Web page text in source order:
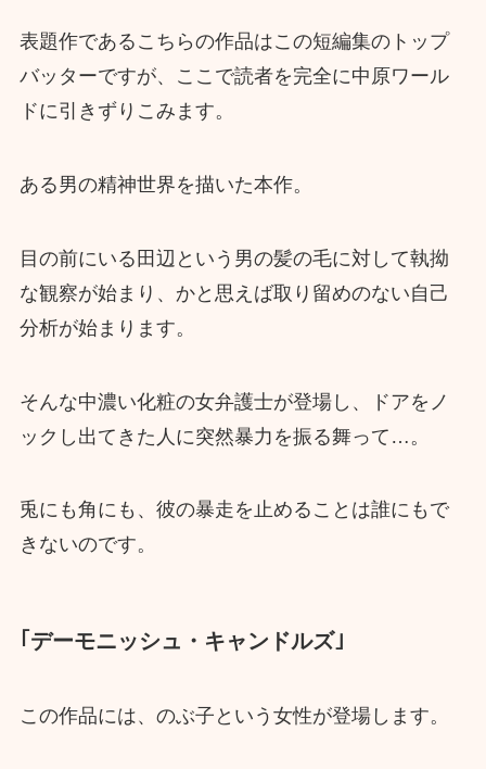
表題作であるこちらの作品はこの短編集のトップ
バッターですが、ここで読者を完全に中原ワール
ドに引きずりこみます。
ある男の精神世界を描いた本作。
目の前にいる田辺という男の髪の毛に対して執拗
な観察が始まり、かと思えば取り留めのない自己
分析が始まります。
そんな中濃い化粧の女弁護士が登場し、ドアをノ
ックし出てきた人に突然暴力を振る舞って…。
兎にも角にも、彼の暴走を止めることは誰にもで
きないのです。
｢デーモニッシュ・キャンドルズ｣
この作品には、のぶ子という女性が登場します。